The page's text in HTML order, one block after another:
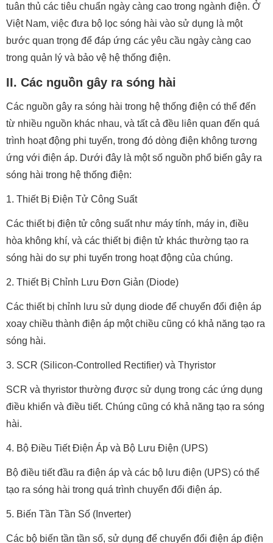
tuân thủ các tiêu chuẩn ngày càng cao trong ngành điện. Ở
Việt Nam, việc đưa bộ lọc sóng hài vào sử dụng là một
bước quan trọng để đáp ứng các yêu cầu ngày càng cao
trong quản lý và bảo vệ hệ thống điện.
II. Các nguồn gây ra sóng hài
Các nguồn gây ra sóng hài trong hệ thống điện có thể đến
từ nhiều nguồn khác nhau, và tất cả đều liên quan đến quá
trình hoạt động phi tuyến, trong đó dòng điện không tương
ứng với điện áp. Dưới đây là một số nguồn phổ biến gây ra
sóng hài trong hệ thống điện:
1. Thiết Bị Điện Tử Công Suất
Các thiết bị điện tử công suất như máy tính, máy in, điều
hòa không khí, và các thiết bị điện tử khác thường tạo ra
sóng hài do sự phi tuyến trong hoạt động của chúng.
2. Thiết Bị Chỉnh Lưu Đơn Giản (Diode)
Các thiết bị chỉnh lưu sử dụng diode để chuyển đổi điện áp
xoay chiều thành điện áp một chiều cũng có khả năng tạo ra
sóng hài.
3. SCR (Silicon-Controlled Rectifier) và Thyristor
SCR và thyristor thường được sử dụng trong các ứng dụng
điều khiển và điều tiết. Chúng cũng có khả năng tạo ra sóng
hài.
4. Bộ Điều Tiết Điện Áp và Bộ Lưu Điện (UPS)
Bộ điều tiết đầu ra điện áp và các bộ lưu điện (UPS) có thể
tạo ra sóng hài trong quá trình chuyển đổi điện áp.
5. Biến Tần Tần Số (Inverter)
Các bộ biến tần tần số, sử dụng để chuyển đổi điện áp điện